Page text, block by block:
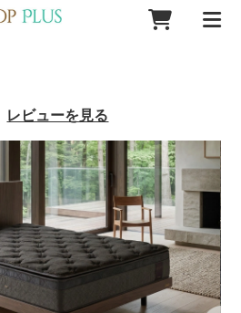
レビューを見る